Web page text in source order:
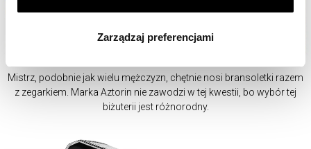
korzystamy. Możesz również wybrać jaki rodzaj plików
Zarządzaj preferencjami
. W każdej chwili możesz
dokonać zmiany wybranych przez Ciebie plików cookie.
Zarządzaj preferencjami
Mistrz, podobnie jak wielu mężczyzn, chętnie nosi bransoletki razem
z zegarkiem. Marka Aztorin nie zawodzi w tej kwestii, bo wybór tej
biżuterii jest różnorodny.